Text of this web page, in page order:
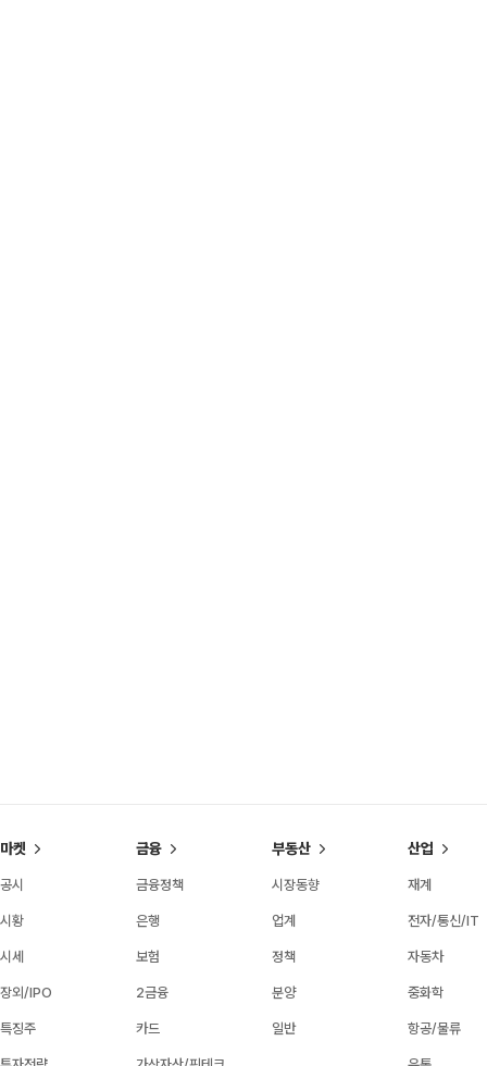
마켓
공시
시황
시세
장외/IPO
특징주
금융
금융정책
은행
보험
2금융
카드
부동산
시장동향
업계
정책
분양
일반
산업
재계
전자/통신/IT
자동차
중화학
항공/물류